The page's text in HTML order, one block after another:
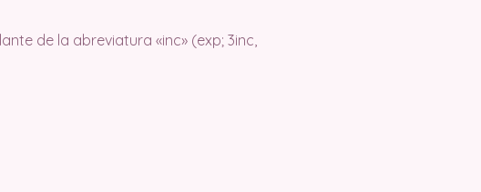
de la abreviatura «inc» (exp; 3inc,